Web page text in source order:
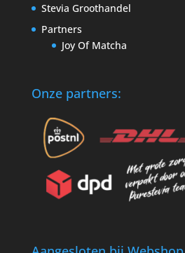
Stevia Groothandel
Partners
Joy Of Matcha
Onze partners: